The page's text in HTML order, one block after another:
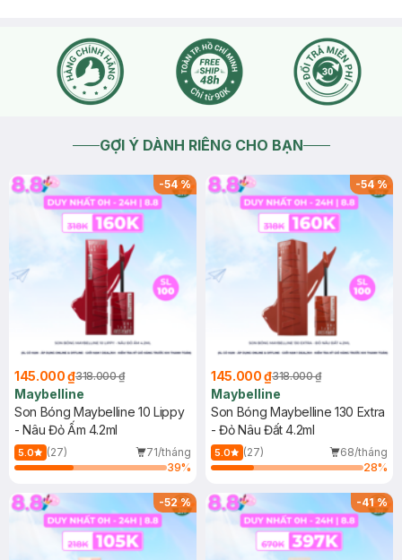
GỢI Ý DÀNH RIÊNG CHO BẠN
-54%
145.000 ₫318.000 ₫
Maybelline
Son Bóng Maybelline 10 Lippy
- Nâu Đỏ Ấm 4.2ml
5.0 (27)
71/tháng
39%
-54%
145.000 ₫318.000 ₫
Maybelline
Son Bóng Maybelline 130 Extra
- Đỏ Nâu Đất 4.2ml
5.0 (27)
68/tháng
28%
-52% -41%